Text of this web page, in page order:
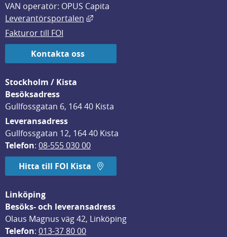
VAN operatör: OPUS Capita
Leverantörsportalen
Länk till annan webbplats, öppnas
Fakturor till FOI
Kontakta oss
Stockholm / Kista
Besöksadress
Gullfossgatan 6, 164 40 Kista
Leveransadress
Gullfossgatan 12, 164 40 Kista
Telefon: 08-555 030 00
Hitta till FOI Kista
Linköping
Besöks- och leveransadress
Olaus Magnus väg 42, Linköping
Telefon: 013-37 80 00